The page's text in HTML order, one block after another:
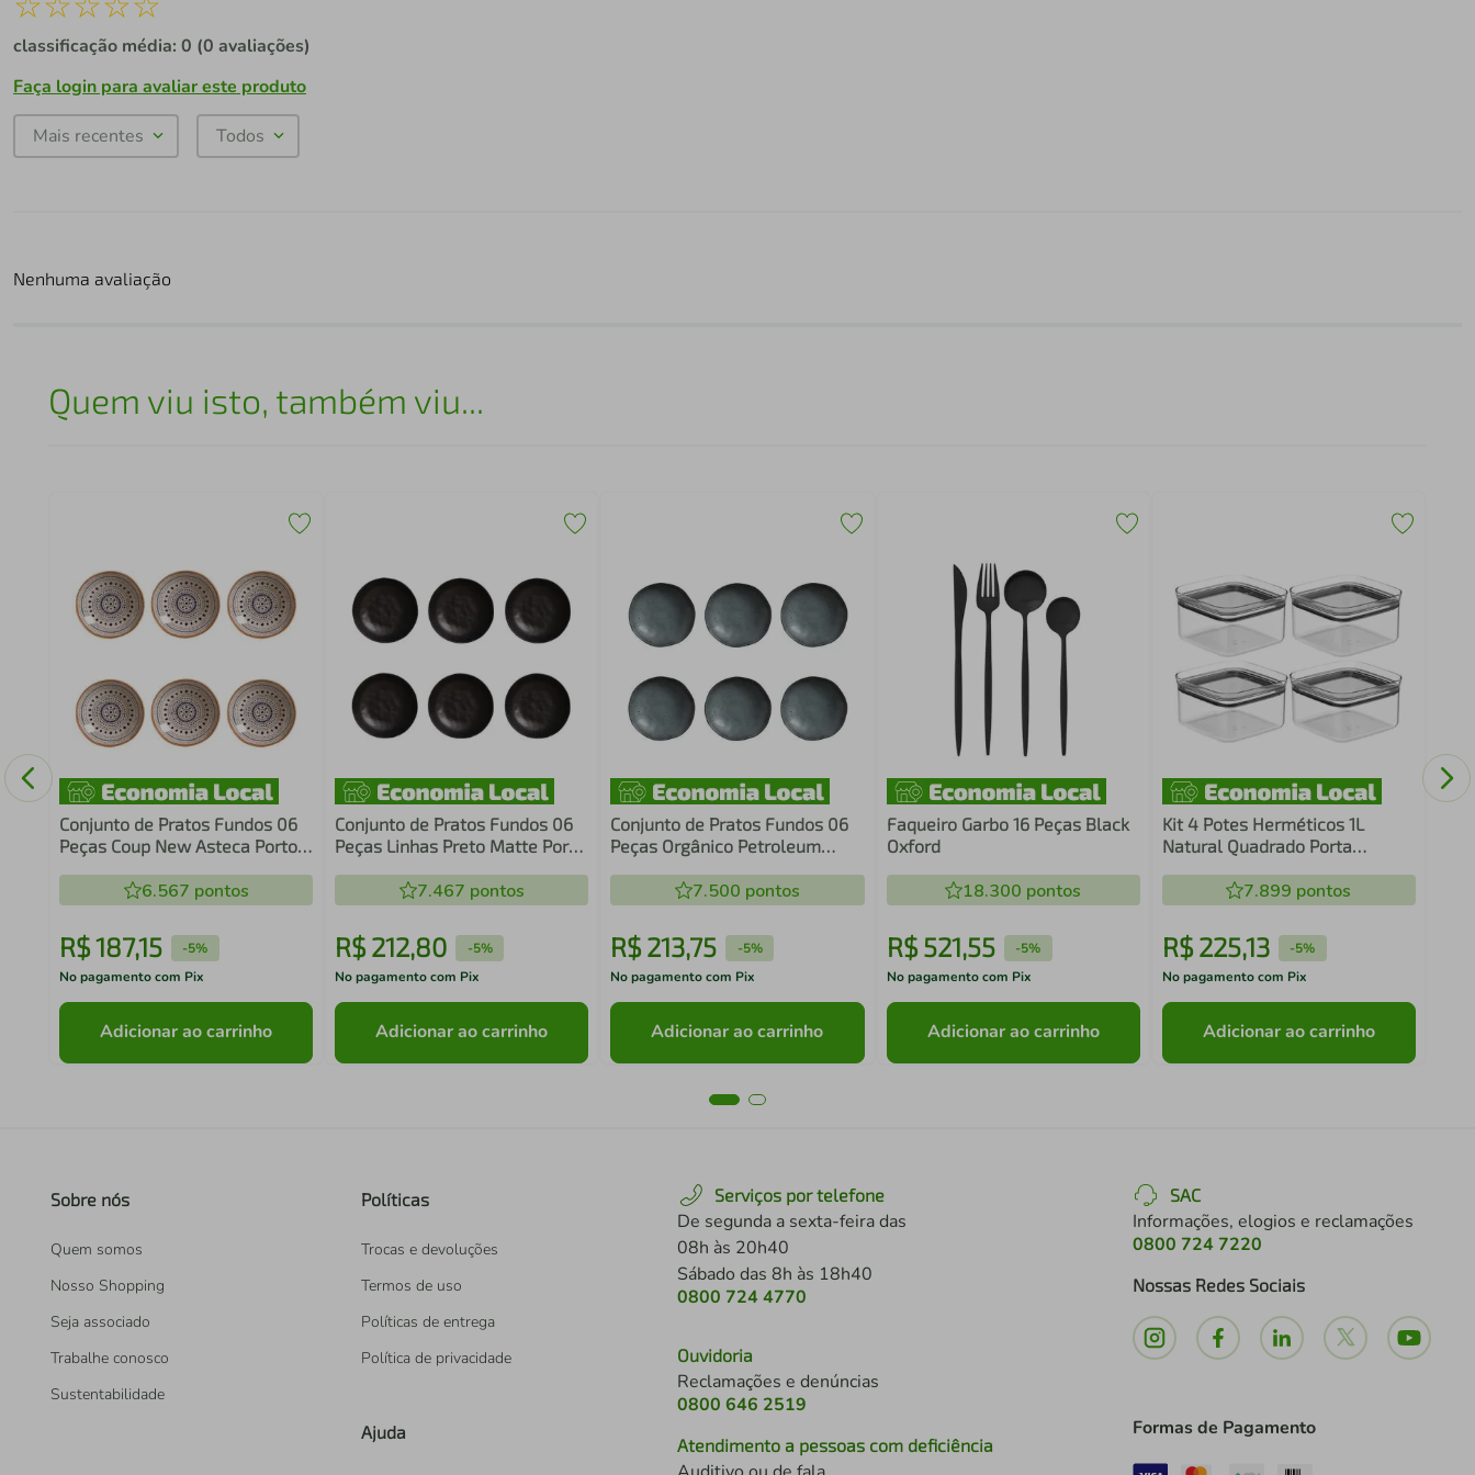
classificação média: 0 (0 avaliações)
Faça login para avaliar este produto
Mais recentes Todos
Nenhuma avaliação
Quem viu isto, também viu...
Conjunto de Pratos Fundos 06
Peças Coup New Asteca Porto
6.567 pontos
R$187,15 -5%
No pagamento com Pix
Adicionar ao carrinho
Conjunto de Pratos Fundos 06
Peças Linhas Preto Matte Porto
7.467 pontos
R$ 212,80 -5%
No pagamento com Pix
Adicionar ao carrinho
Conjunto de Pratos Fundos 06
Peças Orgânico Petroleum
7.500 pontos
R$213,75 -5%
No pagamento com Pix
Adicionar ao carrinho
Faqueiro Garbo 16 Peças Black
Oxford
18.300 pontos
R$ 521,55 -5%
No pagamento com Pix
Adicionar ao carrinho
Kit 4 Potes Herméticos 1L
Natural Quadrado Porta
7.899 pontos
R$ 225,13 -5%
No pagamento com Pix
Adicionar ao carrinho
Sobre nós
Quem somos
Nosso Shopping
Seja associado
Trabalhe conosco
Sustentabilidade
Políticas
Trocas e devoluções
Termos de uso
Políticas de entrega
Política de privacidade
Ajuda
Serviços por telefone
De segunda a sexta-feira das
08h às 20h40
Sábado das 8h às 18h40
0800 724 4770
Ouvidoria
Reclamações e denúncias
0800 646 2519
Atendimento a pessoas com deficiência
SAC
Informações, elogios e reclamações
0800 724 7220
Nossas Redes Sociais
Formas de Pagamento